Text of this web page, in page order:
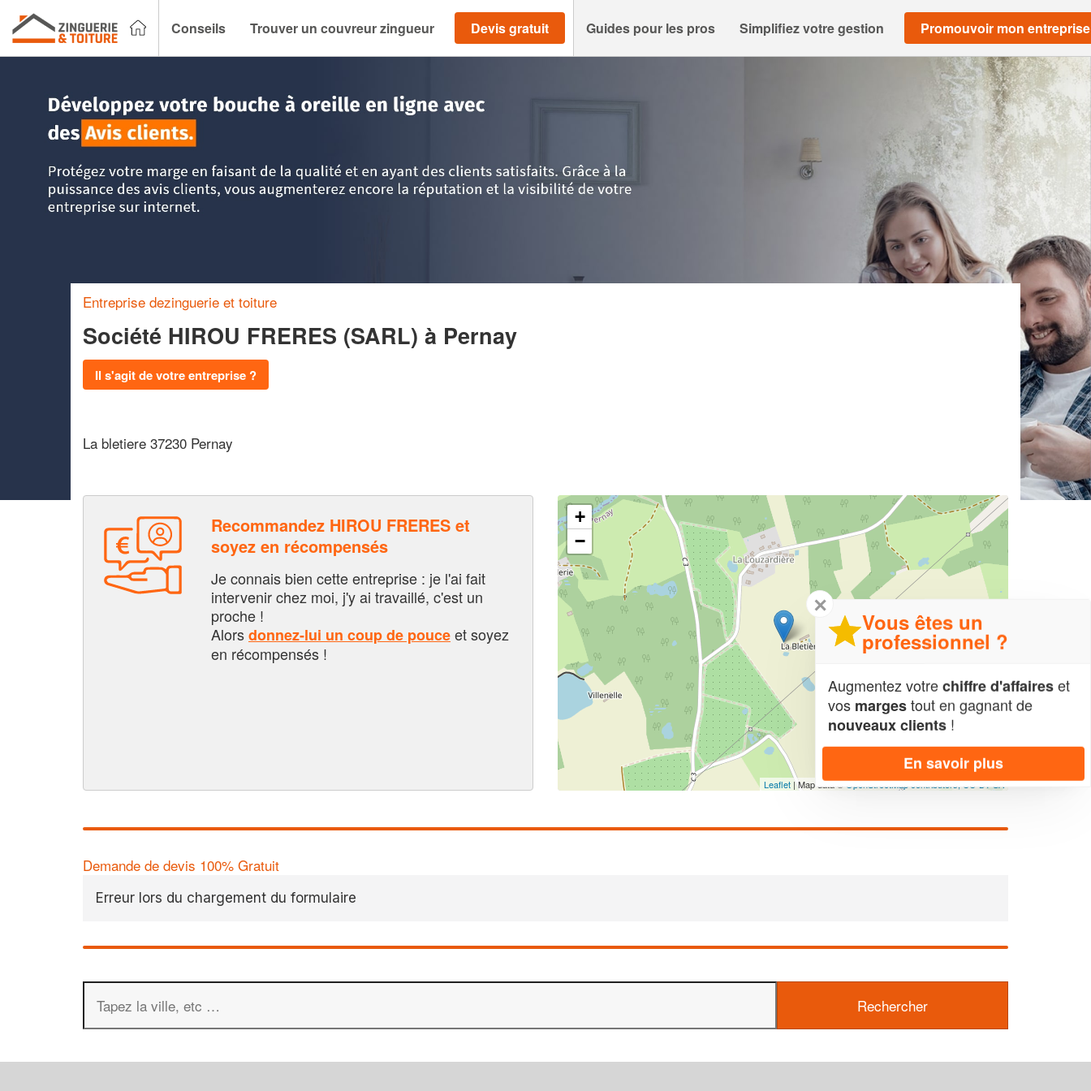
Conseils Trouver un couvreur zingueur Devis gratuit Guides pour les pros Simplifiez votre gestion Promouvoir mon entreprise
Entreprise dezinguerie et toiture
Société HIROU FRERES (SARL) à Pernay
Il s'agit de votre entreprise ?
La bletiere 37230 Pernay
Recommandez HIROU FRERES et
soyez en récompensés
Je connais bien cette entreprise : je l'ai fait
intervenir chez moi, j'y ai travaillé, c'est un
proche !
Alorsdonnez-lui un coup de pouceet soyez
en récompensés !
+
−
Leaflet | Map data ©OpenStreetMap contributors,CC-BY-SA
Demande de devis 100% Gratuit
Erreur lors du chargement du formulaire
✕
Vous êtes un
professionnel ?
Augmentez votrechiffre d'affaireset
vos margestout en gagnant de
nouveaux clients !
En savoir plus